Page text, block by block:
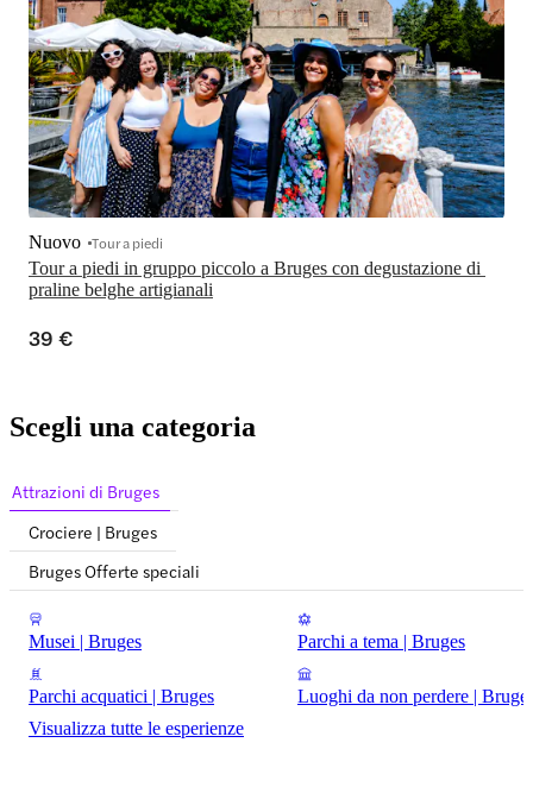
Tour a piedi in gruppo piccolo a Bruges con degustazione di
praline belghe artigianali
Nuovo Tour a piedi
39 €
Scegli una categoria
Attrazioni di Bruges
Crociere | Bruges
Bruges Offerte speciali
Musei | Bruges Parchi a tema | Bruges
Parchi acquatici | Bruges
Luoghi da non perdere |
Visualizza tutte le esperienze